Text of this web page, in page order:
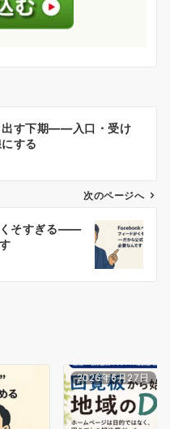
出す下期――入口・受け
する
次のページへ
くそすぎる――
2026年6月27日